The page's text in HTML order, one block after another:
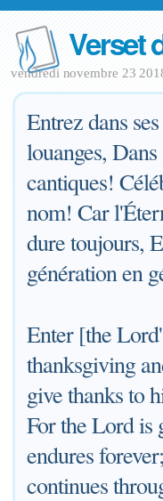
Verset
vendredi novembre 23
Entrez dans
louanges,
cantiques!
nom! Car
dure toujours,
génération en
Enter [the
thanksgiving
give thanks to
For the Lord is
endures
continues